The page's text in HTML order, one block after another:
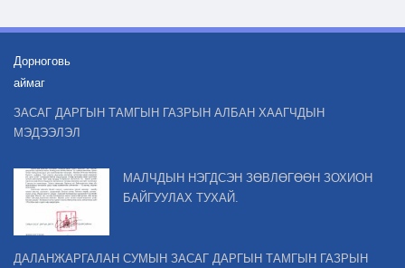
Дорноговь
аймаг
ЗАСАГ ДАРГЫН ТАМГЫН ГАЗРЫН АЛБАН ХААГЧДЫН
МЭДЭЭЛЭЛ
МАЛЧДЫН НЭГДСЭН ЗӨВЛӨГӨӨН ЗОХИОН
БАЙГУУЛАХ ТУХАЙ.
ДАЛАНЖАРГАЛАН СУМЫН ЗАСАГ ДАРГЫН ТАМГЫН ГАЗРЫН